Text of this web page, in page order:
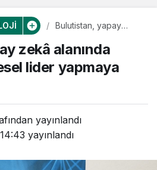
Bulutistan, yapay
Türkiye’yi bölgesel
lider yapmaya
hazırlanıyor
zekâ alanında
lider yapmaya
yayınlandı
yayınlandı